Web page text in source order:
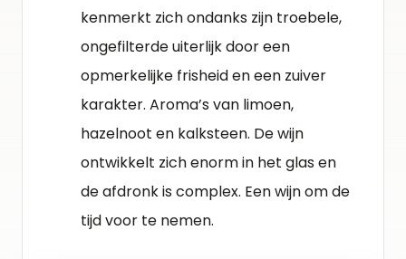
kenmerkt zich ondanks zijn troebele,
ongefilterde uiterlijk door een
opmerkelijke frisheid en een zuiver
karakter. Aroma’s van limoen,
hazelnoot en kalksteen. De wijn
ontwikkelt zich enorm in het glas en
de afdronk is complex. Een wijn om de
tijd voor te nemen.